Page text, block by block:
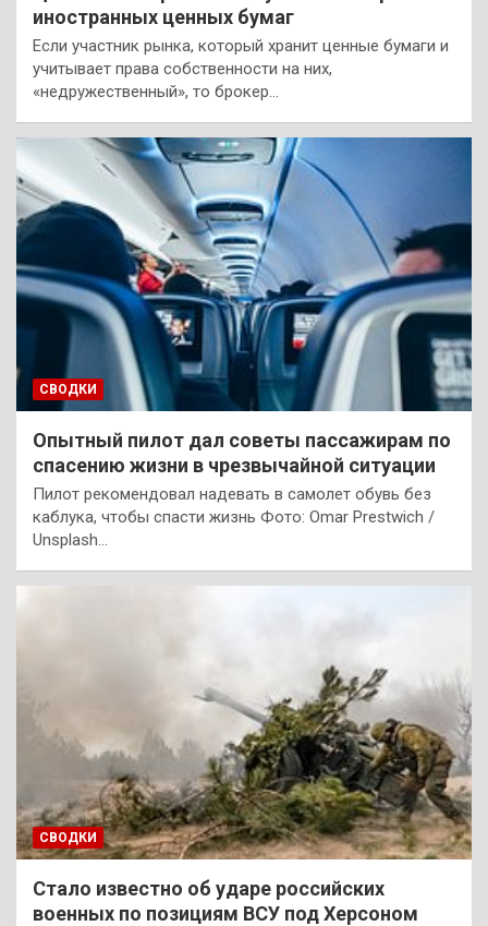
иностранных ценных бумаг
Если участник рынка, который хранит ценные бумаги и
учитывает права собственности на них,
«недружественный», то брокер…
СВОДКИ
Опытный пилот дал советы пассажирам по
спасению жизни в чрезвычайной ситуации
Пилот рекомендовал надевать в самолет обувь без
каблука, чтобы спасти жизнь Фото: Omar Prestwich /
Unsplash…
СВОДКИ
Стало известно об ударе российских
военных по позициям ВСУ под Херсоном